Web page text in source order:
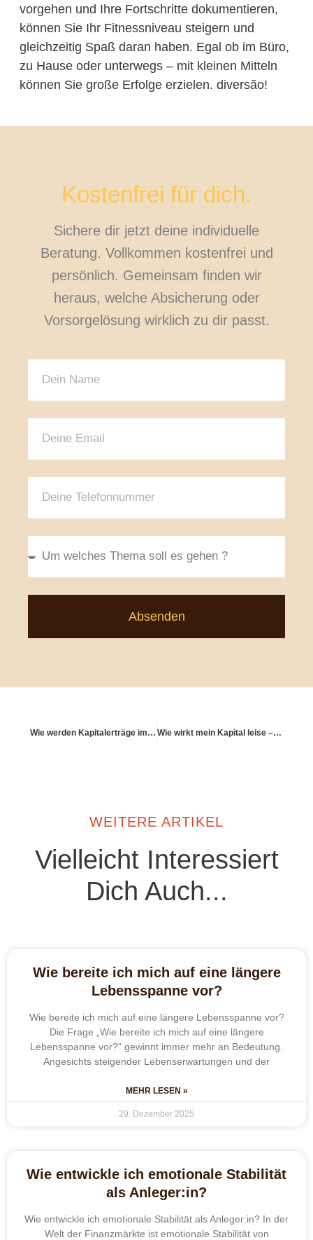
vorgehen und Ihre Fortschritte dokumentieren,
können Sie Ihr Fitnessniveau steigern und
gleichzeitig Spaß daran haben. Egal ob im Büro,
zu Hause oder unterwegs – mit kleinen Mitteln
können Sie große Erfolge erzielen. diversão!
Kostenfrei für dich.
Sichere dir jetzt deine individuelle
Beratung. Vollkommen kostenfrei und
persönlich. Gemeinsam finden wir
heraus, welche Absicherung oder
Vorsorgelösung wirklich zu dir passt.
Absenden
Wie werden Kapitalerträge im Ruhestand besteuert? Wie wirkt mein Kapital leise – aber langfristig?
WEITERE ARTIKEL
Vielleicht Interessiert
Dich Auch...
Wie bereite ich mich auf eine längere
Lebensspanne vor?
Wie bereite ich mich auf eine längere Lebensspanne vor?
Die Frage „Wie bereite ich mich auf eine längere
Lebensspanne vor?“ gewinnt immer mehr an Bedeutung.
Angesichts steigender Lebenserwartungen und der
MEHR LESEN »
29. Dezember 2025
Wie entwickle ich emotionale Stabilität
als Anleger:in?
Wie entwickle ich emotionale Stabilität als Anleger:in? In der
Welt der Finanzmärkte ist emotionale Stabilität von